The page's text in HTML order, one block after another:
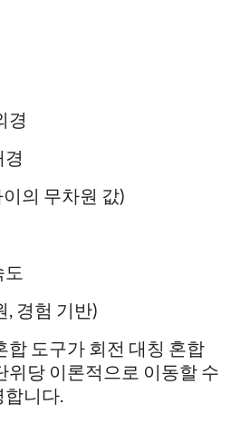
경
의 무차원 값)
, 경험 기반)
합 도구가 회전 대칭 혼합
위당 이론적으로 이동할 수
니다.